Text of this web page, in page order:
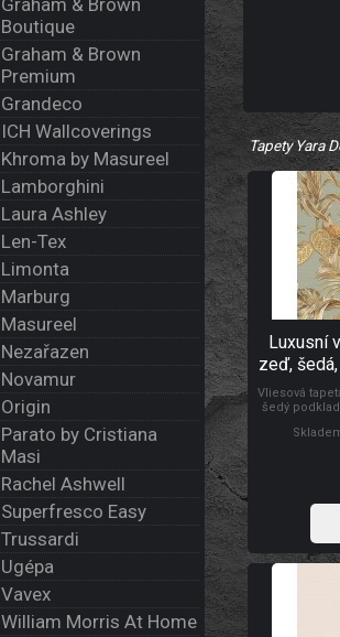
Tapety Yara
Luxusní
zeď,
Vliesová
šedý
oranžové a
odlišné
Graham & Brown
Boutique
Graham & Brown
Premium
Grandeco
ICH Wallcoverings
Khroma by Masureel
Lamborghini
Laura Ashley
Len-Tex
Limonta
Marburg
Masureel
Nezařazen
Novamur
Origin
Parato by Cristiana
Masi
Rachel Ashwell
Superfresco Easy
Trussardi
Ugépa
Vavex
William Morris At Home